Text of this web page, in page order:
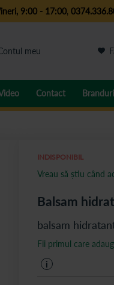
9:00 - 17:00,
meu
Contact Branduri
Balsam
balsam
INDISPONIBIL
Fii primul care
i
Vreau să știu când